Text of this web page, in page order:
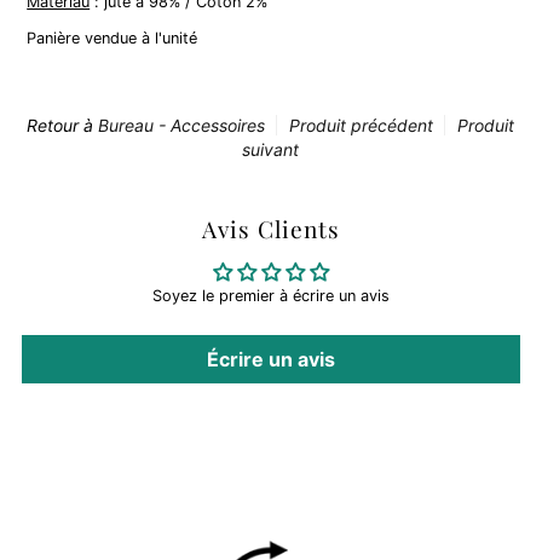
Panière vendue à l'unité
Retour àBureau - Accessoires Produit précédent
Produit
suivant
Avis Clients
Soyez le premier à écrire un avis
Écrire un avis